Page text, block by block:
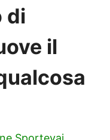
di
il